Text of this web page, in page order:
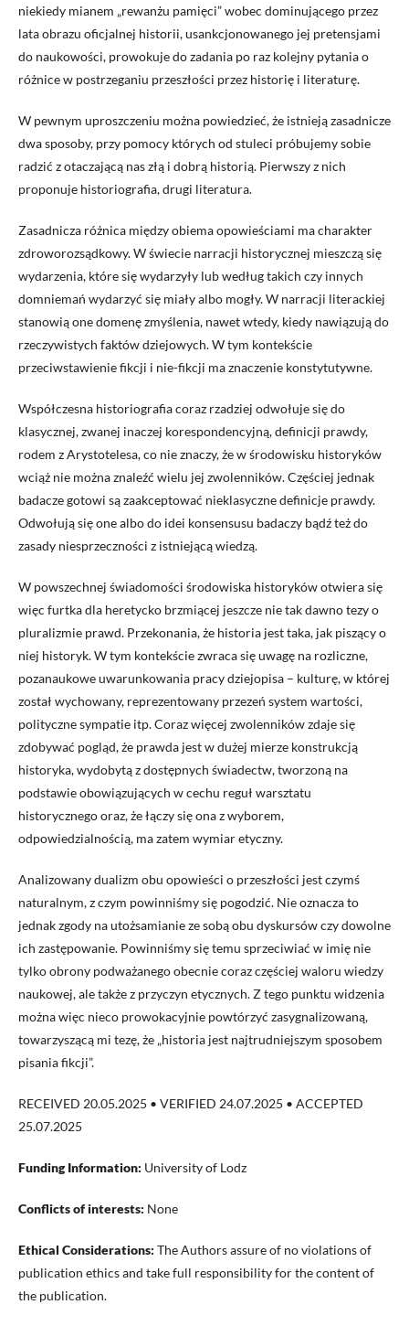
niekiedy mianem „rewanżu pamięci” wobec dominującego przez
lata obrazu oficjalnej historii, usankcjonowanego jej pretensjami
do naukowości, prowokuje do zadania po raz kolejny pytania o
różnice w postrzeganiu przeszłości przez historię i literaturę.
W pewnym uproszczeniu można powiedzieć, że istnieją zasadnicze
dwa sposoby, przy pomocy których od stuleci próbujemy sobie
radzić z otaczającą nas złą i dobrą historią. Pierwszy z nich
proponuje historiografia, drugi literatura.
Zasadnicza różnica między obiema opowieściami ma charakter
zdroworozsądkowy. W świecie narracji historycznej mieszczą się
wydarzenia, które się wydarzyły lub według takich czy innych
domniemań wydarzyć się miały albo mogły. W narracji literackiej
stanowią one domenę zmyślenia, nawet wtedy, kiedy nawiązują do
rzeczywistych faktów dziejowych. W tym kontekście
przeciwstawienie fikcji i nie-fikcji ma znaczenie konstytutywne.
Współczesna historiografia coraz rzadziej odwołuje się do
klasycznej, zwanej inaczej korespondencyjną, definicji prawdy,
rodem z Arystotelesa, co nie znaczy, że w środowisku historyków
wciąż nie można znaleźć wielu jej zwolenników. Częściej jednak
badacze gotowi są zaakceptować nieklasyczne definicje prawdy.
Odwołują się one albo do idei konsensusu badaczy bądź też do
zasady niesprzeczności z istniejącą wiedzą.
W powszechnej świadomości środowiska historyków otwiera się
więc furtka dla heretycko brzmiącej jeszcze nie tak dawno tezy o
pluralizmie prawd. Przekonania, że historia jest taka, jak piszący o
niej historyk. W tym kontekście zwraca się uwagę na rozliczne,
pozanaukowe uwarunkowania pracy dziejopisa – kulturę, w której
został wychowany, reprezentowany przezeń system wartości,
polityczne sympatie itp. Coraz więcej zwolenników zdaje się
zdobywać pogląd, że prawda jest w dużej mierze konstrukcją
historyka, wydobytą z dostępnych świadectw, tworzoną na
podstawie obowiązujących w cechu reguł warsztatu
historycznego oraz, że łączy się ona z wyborem,
odpowiedzialnością, ma zatem wymiar etyczny.
Analizowany dualizm obu opowieści o przeszłości jest czymś
naturalnym, z czym powinniśmy się pogodzić. Nie oznacza to
jednak zgody na utożsamianie ze sobą obu dyskursów czy dowolne
ich zastępowanie. Powinniśmy się temu sprzeciwiać w imię nie
tylko obrony podważanego obecnie coraz częściej waloru wiedzy
naukowej, ale także z przyczyn etycznych. Z tego punktu widzenia
można więc nieco prowokacyjnie powtórzyć zasygnalizowaną,
towarzyszącą mi tezę, że „historia jest najtrudniejszym sposobem
pisania fikcji”.
RECEIVED 20.05.2025 • VERIFIED 24.07.2025 • ACCEPTED
25.07.2025
Funding Information: University of Lodz
Conflicts of interests: None
Ethical Considerations: The Authors assure of no violations of
publication ethics and take full responsibility for the content of
the publication.